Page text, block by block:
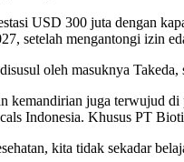
USD 300 juta dengan
setelah mengantongi izin
oleh masuknya
kemandirian juga terwujud
Indonesia. Khusus PT
kita tidak sekadar